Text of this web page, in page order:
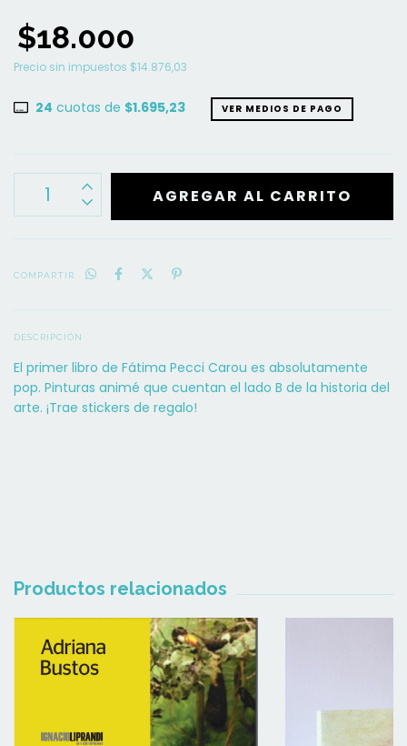
$18.000
Precio sin impuestos $14.876,03
24 cuotas de $1.695,23 VER MEDIOS DE PAGO
COMPARTIR
DESCRIPCIÓN
El primer libro de Fátima Pecci Carou es absolutamente
pop. Pinturas animé que cuentan el lado B de la historia del
arte. ¡Trae stickers de regalo!
Productos relacionados